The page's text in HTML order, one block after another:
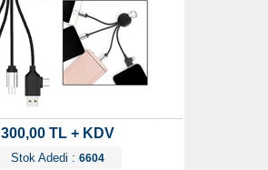
300,00 TL + KDV
Stok Adedi : 6604